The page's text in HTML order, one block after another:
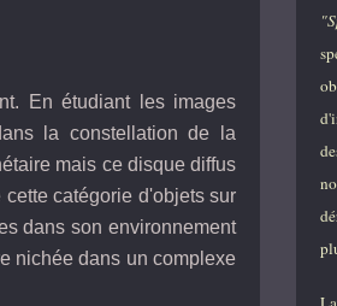
En étudiant les images
la constellation de la
mais ce disque diffus
catégorie d'objets sur
dans son environnement
nichée dans un complexe